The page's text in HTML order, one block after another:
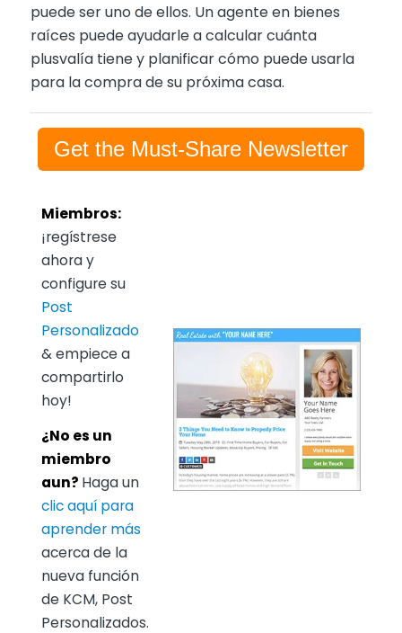
puede ser uno de ellos. Un agente en bienes
raíces puede ayudarle a calcular cuánta
plusvalía tiene y planificar cómo puede usarla
para la compra de su próxima casa.
Get the Must-Share Newsletter
Miembros:
¡regístrese
ahora y
configure su
Post
Personalizado
& empiece a
compartirlo
hoy!
¿No es un
miembro
aun? Haga un
clic aquí para
aprender más
acerca de la
nueva función
de KCM, Post
Personalizados.